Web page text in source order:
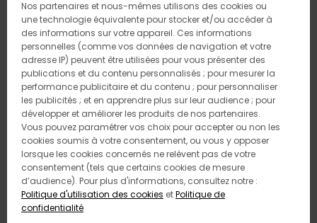
Nos partenaires et nous-mêmes utilisons des cookies ou
une technologie équivalente pour stocker et/ou accéder à
des informations sur votre appareil. Ces informations
personnelles (comme vos données de navigation et votre
adresse IP) peuvent être utilisées pour vous présenter des
publications et du contenu personnalisés ; pour mesurer la
performance publicitaire et du contenu ; pour personnaliser
les publicités ; et en apprendre plus sur leur audience ; pour
développer et améliorer les produits de nos partenaires.
Vous pouvez paramétrer vos choix pour accepter ou non les
cookies soumis à votre consentement, ou vous y opposer
lorsque les cookies concernés ne relèvent pas de votre
consentement (tels que certains cookies de mesure
d’audience). Pour plus d'informations, consultez notre :
Politique d'utilisation des cookies etPolitique de
confidentialité